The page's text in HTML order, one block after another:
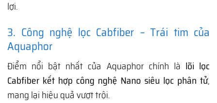
lợi.
3. Công nghệ lọc Cabfiber – Trái tim của
Aquaphor
Điểm nổi bật nhất của Aquaphor chính là lõi lọc
Cabfiber kết hợp công nghệ Nano siêu lọc phân tử,
mang lại hiệu quả vượt trội.